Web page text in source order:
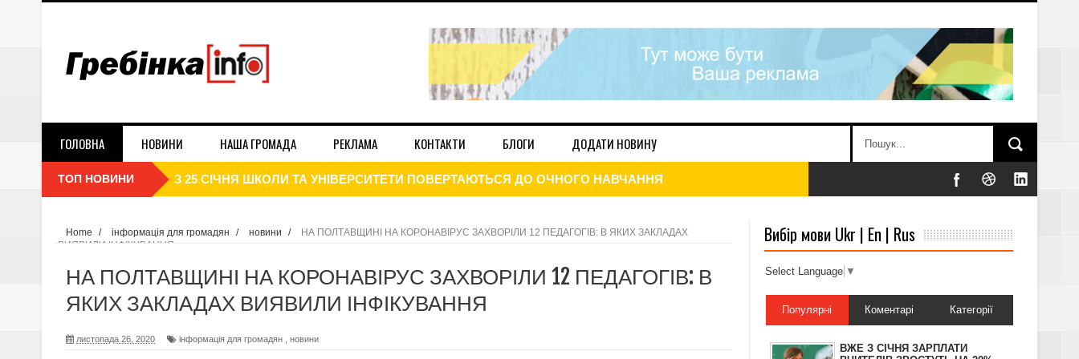
ГОЛОВНА НОВИНИ НАША ГРОМАДА РЕКЛАМА КОНТАКТИ БЛОГИ ДОДАТИ НОВИНУ
ТОП НОВИНИ З 25 СІЧНЯ ШКОЛИ ТА УНІВЕРСИТЕТИ ПОВЕРТАЮТЬСЯ ДО ОЧНОГО НАВЧАННЯ
ДЕНЬ СОБОРНОСТІ УКРАЇНИ 2021
ПЛАТНИКИ ЄДИНОГО ПОДАТКУ І ГРУПИ ТИМЧАСОВО ЗВІЛЬНЕНІ ВІД СПЛАТИ ЦЬОГО ПОДАТКУ, – ДПС
Home / інформація для громадян / новини /
НА ПОЛТАВЩИНІ НА КОРОНАВІРУС ЗАХВОРІЛИ 12 ПЕДАГОГІВ: В ЯКИХ ЗАКЛАДАХ
ВИЯВИЛИ ІНФІКУВАННЯ
НА ПОЛТАВЩИНІ НА КОРОНАВІРУС ЗАХВОРІЛИ 12 ПЕДАГОГІВ: В
ЯКИХ ЗАКЛАДАХ ВИЯВИЛИ ІНФІКУВАННЯ
листопада 26, 2020 інформація для громадян новини
Вибір мови Ukr | En | Rus
Select Language ▼
Популярні Коментарі Категорії
ВЖЕ З СІЧНЯ ЗАРПЛАТИ